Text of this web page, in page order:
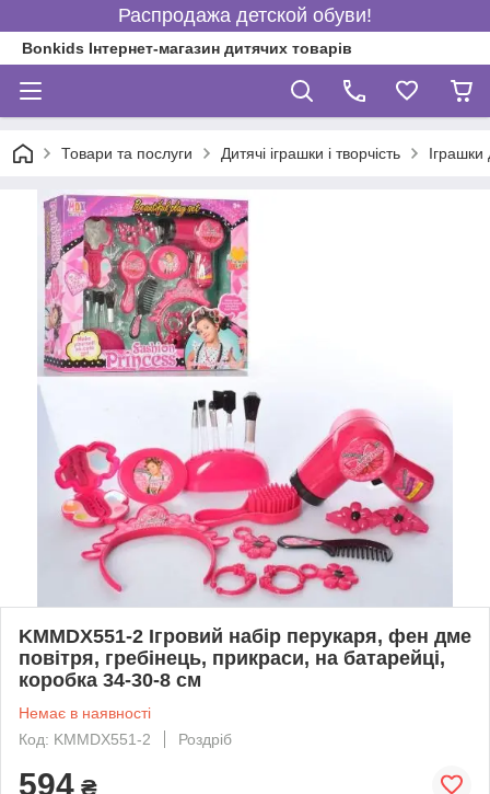
Распродажа детской обуви!
Bonkids Інтернет-магазин дитячих товарів
Товари та послуги Дитячі іграшки і творчість Іграшки
KMMDX551-2 Ігровий набір перукаря, фен дме
повітря, гребінець, прикраси, на батарейці,
коробка 34-30-8 см
Немає в наявності
Код: KMMDX551-2
Роздріб
594 ₴